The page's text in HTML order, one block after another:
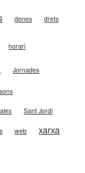
dones drets
horari
Jornades
Sant Jordi
web xarxa